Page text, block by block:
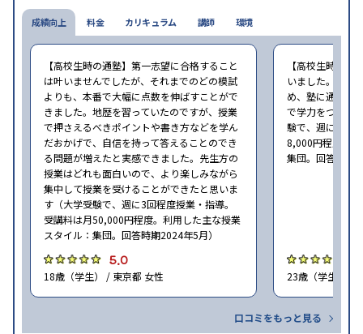
成績向上
【高校生時の通塾】第一志望に合格すること
は叶いませんでしたが、それまでのどの模試
よりも、本番で大幅に点数を伸ばすことがで
きました。地歴を習っていたのですが、授業
で押さえるべきポイントや書き方などを学ん
だおかげで、自信を持って答えることのでき
る問題が増えたと実感できました。先生方の
授業はどれも面白いので、より楽しみながら
集中して授業を受けることができたと思いま
す（大学受験で、週に3回程度授業・指導。
受講料は月50,000円程度。利用した主な授業
スタイル：集団。回答時期2024年5月）
5.0
18歳（学生） / 東京都 女性
【高校生時の通
いました。高校
め、塾に通うこ
で学力をつけら
験で、週に1回
8,000円程度。
集団。回答時期
23歳（学生） /
口コミをもっと見る
料金 カリキュラム 講師 環境